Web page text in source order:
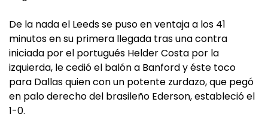
De la nada el Leeds se puso en ventaja a los 41
minutos en su primera llegada tras una contra
iniciada por el portugués Helder Costa por la
izquierda, le cedió el balón a Banford y éste toco
para Dallas quien con un potente zurdazo, que pegó
en palo derecho del brasileño Ederson, estableció el
1-0.